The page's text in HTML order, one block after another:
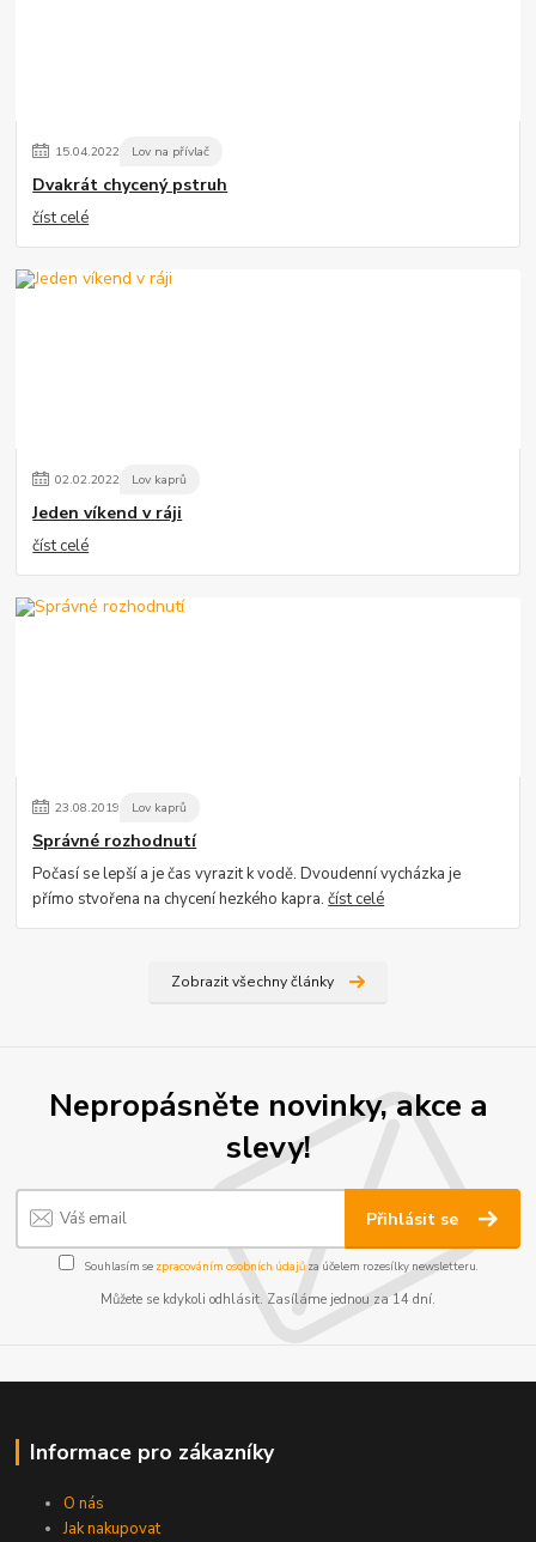
15.04.2022 Lov na přívlač
Dvakrát chycený pstruh
číst celé
02.02.2022 Lov kaprů
Jeden víkend v ráji
číst celé
23.08.2019 Lov kaprů
Správné rozhodnutí
Počasí se lepší a je čas vyrazit k vodě. Dvoudenní vycházka je
přímo stvořena na chycení hezkého kapra.číst celé
Zobrazit všechny články
Nepropásněte novinky, akce a
slevy!
Přihlásit se
Souhlasím se zpracováním osobních údajůza účelem rozesílky newsletteru.
Můžete se kdykoli odhlásit. Zasíláme jednou za 14 dní.
Informace pro zákazníky
O nás
Jak nakupovat